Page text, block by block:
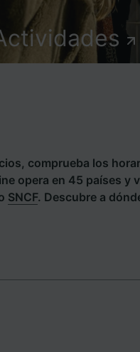
comprueba los
opera en 45 países y
SNCF. Descubre a